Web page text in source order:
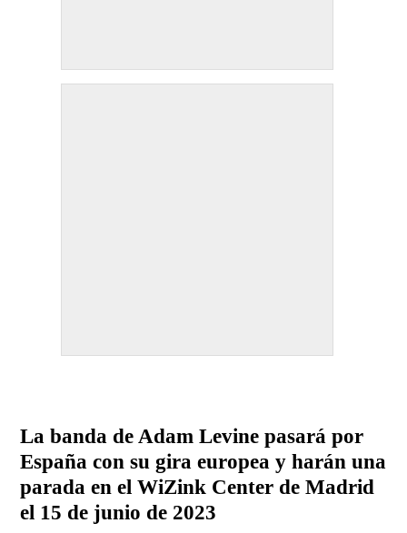
La banda de Adam Levine pasará por
España con su gira europea y harán una
parada en el WiZink Center de Madrid
el 15 de junio de 2023